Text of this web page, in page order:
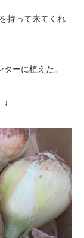
持って来てくれ
ーに植えた。
↓